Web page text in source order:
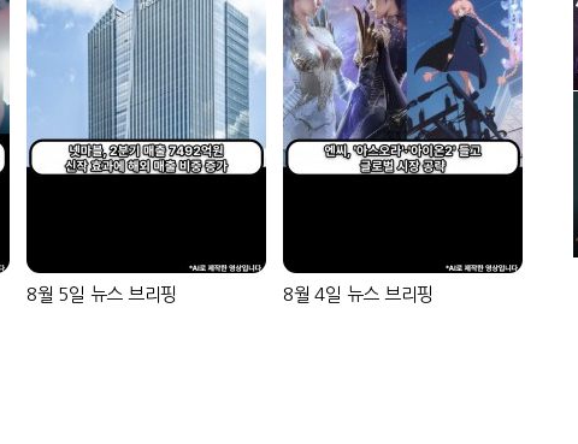
8월 5일 뉴스 브리핑 8월 4일 뉴스 브리핑